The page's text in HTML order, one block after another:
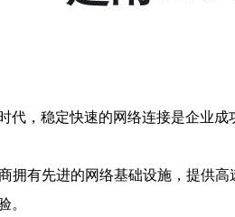
代，稳定快速的网络连接是企业
拥有先进的网络基础设施，提供
。